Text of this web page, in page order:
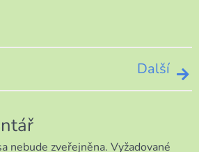
Další
nebude zveřejněna. Vyžadované